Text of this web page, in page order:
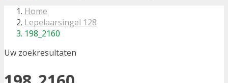
Home
Lepelaarsingel 128
198_2160
Uw zoekresultaten